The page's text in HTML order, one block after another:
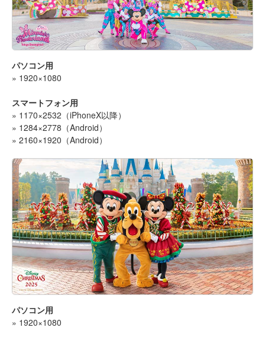
パソコン用
» 1920×1080
スマートフォン用
» 1170×2532（iPhoneX以降）
» 1284×2778（Android）
» 2160×1920（Android）
パソコン用
» 1920×1080